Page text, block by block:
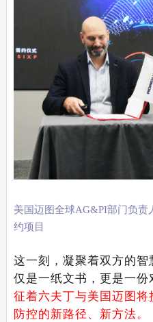
美国迈图全球AG&PI部门负责
约项目
这一刻，凝聚着双方的
仅是一纸文书，更是一份
征着六夫丁与美国迈图
防控的新路径、新方法。